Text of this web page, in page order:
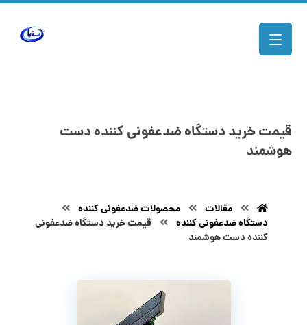
قیمت خرید دستگاه ضدعفونی کننده دست
هوشمند
مقالات
محصولات ضدعفونی کننده
دستگاه ضدعفونی کننده
قیمت خرید دستگاه ضدعفونی
کننده دست هوشمند